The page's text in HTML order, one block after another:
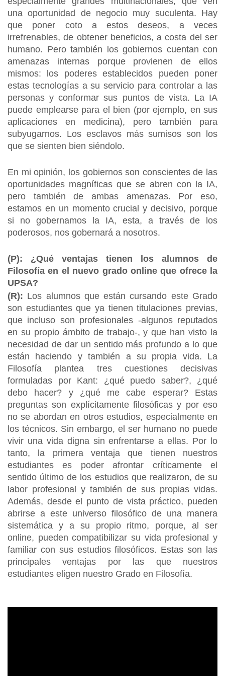
una oportunidad de negocio muy suculenta. Hay
que poner coto a estos deseos, a veces
irrefrenables, de obtener beneficios, a costa del ser
humano. Pero también los gobiernos cuentan con
amenazas internas porque provienen de ellos
mismos: los poderes establecidos pueden poner
estas tecnologías a su servicio para controlar a las
personas y conformar sus puntos de vista. La IA
puede emplearse para el bien (por ejemplo, en sus
aplicaciones en medicina), pero también para
subyugarnos. Los esclavos más sumisos son los
que se sienten bien siéndolo.
En mi opinión, los gobiernos son conscientes de las
oportunidades magníficas que se abren con la IA,
pero también de ambas amenazas. Por eso,
estamos en un momento crucial y decisivo, porque
si no gobernamos la IA, esta, a través de los
poderosos, nos gobernará a nosotros.
(P): ¿Qué ventajas tienen los alumnos de
Filosofía en el nuevo grado online que ofrece la
UPSA?
(R): Los alumnos que están cursando este Grado
son estudiantes que ya tienen titulaciones previas,
que incluso son profesionales -algunos reputados
en su propio ámbito de trabajo-, y que han visto la
necesidad de dar un sentido más profundo a lo que
están haciendo y también a su propia vida. La
Filosofía plantea tres cuestiones decisivas
formuladas por Kant: ¿qué puedo saber?, ¿qué
debo hacer? y ¿qué me cabe esperar? Estas
preguntas son explícitamente filosóficas y por eso
no se abordan en otros estudios, especialmente en
los técnicos. Sin embargo, el ser humano no puede
vivir una vida digna sin enfrentarse a ellas. Por lo
tanto, la primera ventaja que tienen nuestros
estudiantes es poder afrontar críticamente el
sentido último de los estudios que realizaron, de su
labor profesional y también de sus propias vidas.
Además, desde el punto de vista práctico, pueden
abrirse a este universo filosófico de una manera
sistemática y a su propio ritmo, porque, al ser
online, pueden compatibilizar su vida profesional y
familiar con sus estudios filosóficos. Estas son las
principales ventajas por las que nuestros
estudiantes eligen nuestro Grado en Filosofía.